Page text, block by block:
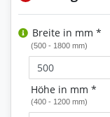
Breite in mm *
(500 - 1800 mm)
Höhe in mm *
(400 - 1200 mm)